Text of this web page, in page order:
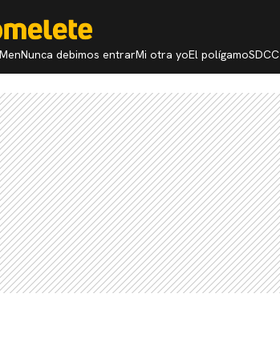
Nunca debimos entrarMi otra yoEl polígamoSDCC